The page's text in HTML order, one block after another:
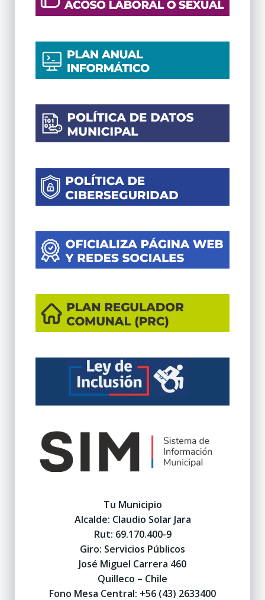
Tu Municipio
Alcalde: Claudio Solar Jara
Rut: 69.170.400-9
Giro: Servicios Públicos
José Miguel Carrera 460
Quilleco – Chile
Fono Mesa Central: +56 (43) 2633400